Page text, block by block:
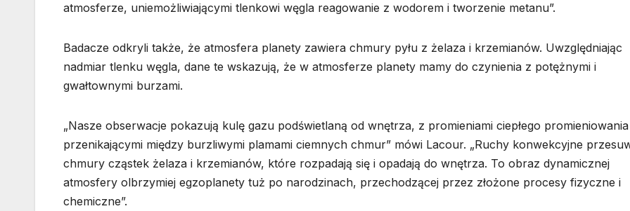
atmosferze, uniemożliwiającymi tlenkowi węgla reagowanie z wodorem i tworzenie metanu”.
Badacze odkryli także, że atmosfera planety zawiera chmury pyłu z żelaza i krzemianów. Uwzględniając
nadmiar tlenku węgla, dane te wskazują, że w atmosferze planety mamy do czynienia z potężnymi i
gwałtownymi burzami.
„Nasze obserwacje pokazują kulę gazu podświetlaną od wnętrza, z promieniami ciepłego promieniowania
przenikającymi między burzliwymi plamami ciemnych chmur” mówi Lacour. „Ruchy konwekcyjne
chmury cząstek żelaza i krzemianów, które rozpadają się i opadają do wnętrza. To obraz dynamicznej
atmosfery olbrzymiej egzoplanety tuż po narodzinach, przechodzącej przez złożone procesy fizyczne i
chemiczne”.